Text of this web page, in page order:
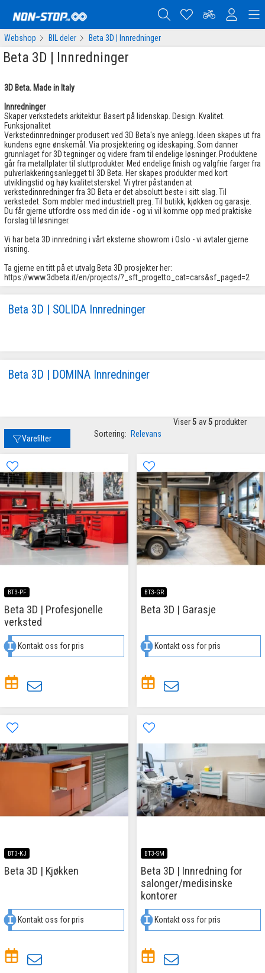
Webshop BIL deler Beta 3D | Innredninger
Beta 3D | Innredninger
3D Beta. Made in Italy
Innredninger
Skaper verkstedets arkitektur. Basert på lidenskap. Design. Kvalitet.
Funksjonalitet
Verkstedinnredninger produsert ved 3D Beta's nye anlegg. Ideen skapes ut fra
kundens egne ønskemål. Via prosjektering og ideskaping. Som danner
grunnlaget for 3D tegninger og videre fram til endelige løsninger. Produktene
går fra metallplater til sluttprodukter. Med endelige finish og valgfrie farger fra
pulverlakkeringsanlegget til 3D Beta. Her skapes produkter med kort
utviklingstid og høy kvalitetsterskel. Vi ytrer påstanden at
verkstedinnredninger fra 3D Beta er det absolutt beste i sitt slag. Til
verkstedet. Som møbler med industrielt preg. Til butikk, kjøkken og garasje.
Du får gjerne utfordre oss med din ide - og vi vil komme opp med praktiske
forslag til løsninger.
Vi har beta 3D innredning i vårt eksterne showrom i Oslo - vi avtaler gjerne
visning.
Ta gjerne en titt på et utvalg Beta 3D prosjekter her:
https://www.3dbeta.it/en/projects/?_sft_progetto_cat=cars&sf_paged=2
Beta 3D | SOLIDA Innredninger
Beta 3D | DOMINA Innredninger
Varefilter Sortering: Relevans
Viser 5 av 5 produkter
BT3-PF
Beta 3D | Profesjonelle
verksted
Kontakt oss for pris
BT3-GR
Beta 3D | Garasje
Kontakt oss for pris
BT3-KJ
Beta 3D | Kjøkken
Kontakt oss for pris
BT3-SM
Beta 3D | Innredning for
salonger/medisinske
kontorer
Kontakt oss for pris